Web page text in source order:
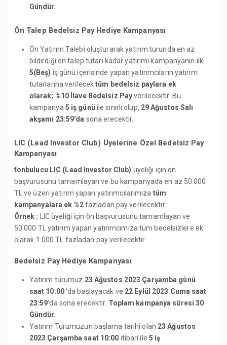
Gündür.
Ön Talep Bedelsiz Pay Hediye Kampanyası
Ön Yatırım Talebi oluşturarak yatırım turunda en az
bildirdiği ön talep tutarı kadar yatırımı kampanyanın ilk
5(Beş) iş günü içerisinde yapan yatırımcıların yatırım
tutarlarına verilecektüm bedelsiz paylara ek
olarak; %10 İlave Bedelsiz Payverilecektir. Bu
kampanya5 iş günü ile sınırlı olup, 29 Ağustos Salı
akşamı 23:59'da sona erecektir.
LIC (Lead Investor Club) Üyelerine Özel Bedelsiz Pay
Kampanyası
fonbulucu LIC (Lead Investor Club) üyeliği için ön
başvurusunu tamamlayan ve bu kampanyada en az 50.000
TL ve üzeri yatırım yapan yatırımcılarımıza tüm
kampanyalara ek %2fazladan pay verilecektir.
Örnek : LIC üyeliği için ön başvurusunu tamamlayan ve
50.000 TL yatırım yapan yatırımcımıza tüm bedelsizlere ek
olarak 1.000 TL fazladan pay verilecektir.
Bedelsiz Pay Hediye Kampanyası
Yatırım turumuz 23 Ağustos 2023 Çarşamba günü
saat 10:00‘da başlayacak ve 22 Eylül 2023 Cuma saat
23:59’da sona erecektir. Toplam kampanya süresi 30
Gündür.
Yatırım Turumuzun başlama tarihi olan 23 Ağustos
2023 Çarşamba saat 10:00 itibari ile 5 iş